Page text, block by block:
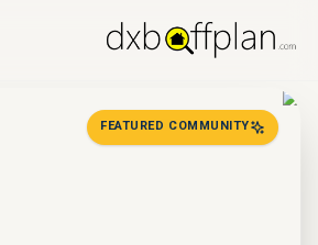
FEATURED COMMUNITY